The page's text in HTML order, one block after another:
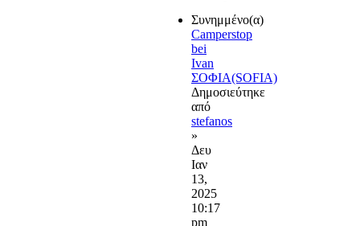
Συνημμένο(α)
Camperstop
bei
Ivan
ΣΟΦΙΑ(SOFIA)
Δημοσιεύτηκε
από
stefanos
»
Δευ
Ιαν
13,
2025
10:17
pm